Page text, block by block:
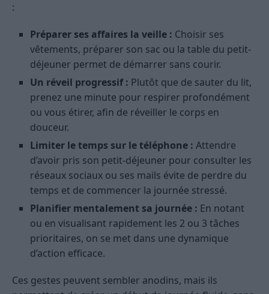
:
Préparer ses affaires la veille : Choisir ses
vêtements, préparer son sac ou la table du petit-
déjeuner permet de démarrer sans courir.
Un réveil progressif : Plutôt que de sauter du lit,
prenez une minute pour respirer profondément
ou vous étirer, afin de réveiller le corps en
douceur.
Limiter le temps sur le téléphone : Attendre
d’avoir pris son petit-déjeuner pour consulter les
réseaux sociaux ou ses mails évite de perdre du
temps et de commencer la journée stressé.
Planifier mentalement sa journée : En notant
ou en visualisant rapidement les 2 ou 3 tâches
prioritaires, on se met dans une dynamique
d’action efficace.
Ces gestes peuvent sembler anodins, mais ils